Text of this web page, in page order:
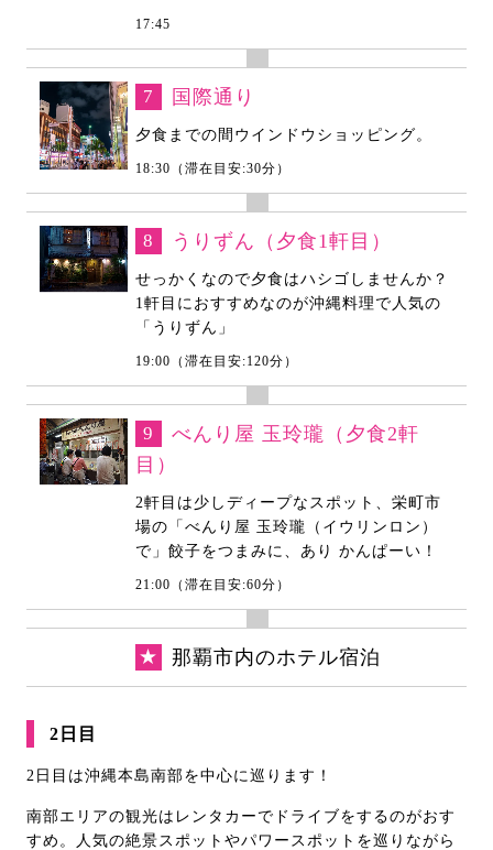
17:45
7 国際通り
夕食までの間ウインドウショッピング。
18:30（滞在目安:30分）
8 うりずん（夕食1軒目）
せっかくなので夕食はハシゴしませんか？
1軒目におすすめなのが沖縄料理で人気の
「うりずん」
19:00（滞在目安:120分）
9
べんり屋 玉玲瓏（夕食2軒
目）
2軒目は少しディープなスポット、栄町市
場の「べんり屋 玉玲瓏（イウリンロン）
で」餃子をつまみに、あり かんぱーい！
21:00（滞在目安:60分）
★ 那覇市内のホテル宿泊
2日目
2日目は沖縄本島南部を中心に巡ります！
南部エリアの観光はレンタカーでドライブをするのがおす
すめ。人気の絶景スポットやパワースポットを巡りながら